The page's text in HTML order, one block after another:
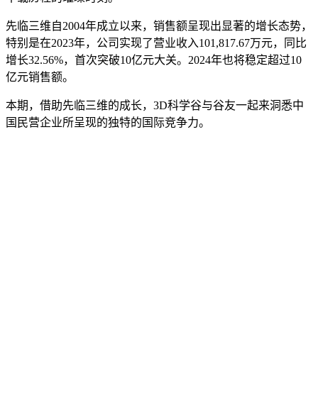
先临三维自2004年成立以来，销售额呈现出显著的增长态势，
特别是在2023年，公司实现了营业收入101,817.67万元，同比
增长32.56%，首次突破10亿元大关。2024年也将稳定超过10
亿元销售额。
本期，借助先临三维的成长，3D科学谷与谷友一起来洞悉中
国民营企业所呈现的独特的国际竞争力。